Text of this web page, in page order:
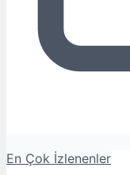
En Çok İzlenenler